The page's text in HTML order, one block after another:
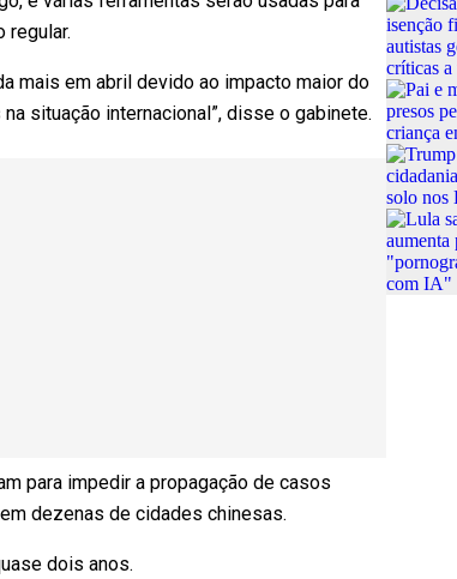
regular.
mais em abril devido ao impacto maior do
situação internacional”, disse o gabinete.
para impedir a propagação de casos
dezenas de cidades chinesas.
dois anos.